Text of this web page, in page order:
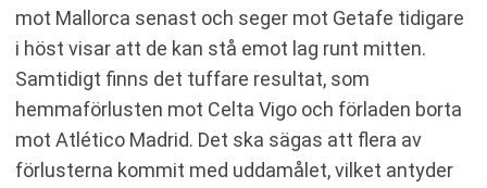
mot Mallorca senast och seger mot Getafe tidigare
i höst visar att de kan stå emot lag runt mitten.
Samtidigt finns det tuffare resultat, som
hemmaförlusten mot Celta Vigo och förladen borta
mot Atlético Madrid. Det ska sägas att flera av
förlusterna kommit med uddamålet, vilket antyder